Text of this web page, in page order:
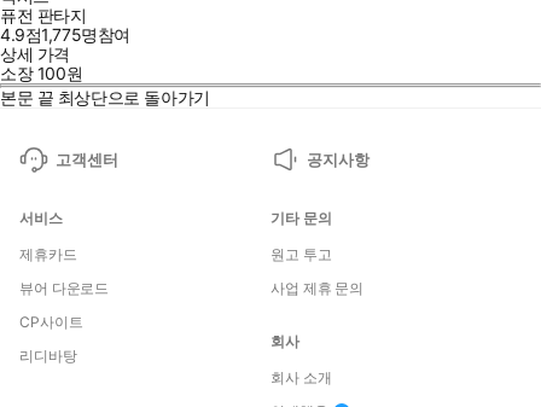
퓨전 판타지
4.9점1,775명참여
상세 가격
소장100원
본문 끝 최상단으로 돌아가기
고객센터 공지사항
서비스
제휴카드
뷰어 다운로드
CP사이트
리디바탕
기타 문의
원고 투고
사업 제휴 문의
회사
회사 소개